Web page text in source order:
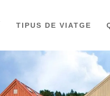
TIPUS DE VIATGE